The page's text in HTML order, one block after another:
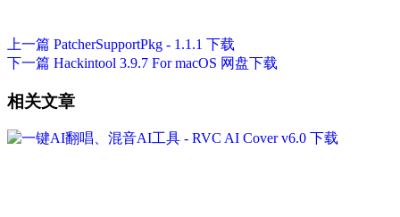
上一篇 PatcherSupportPkg - 1.1.1 下载
下一篇 Hackintool 3.9.7 For macOS 网盘下载
相关文章